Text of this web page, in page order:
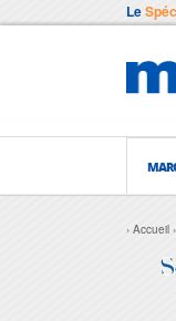
Le
Accueil